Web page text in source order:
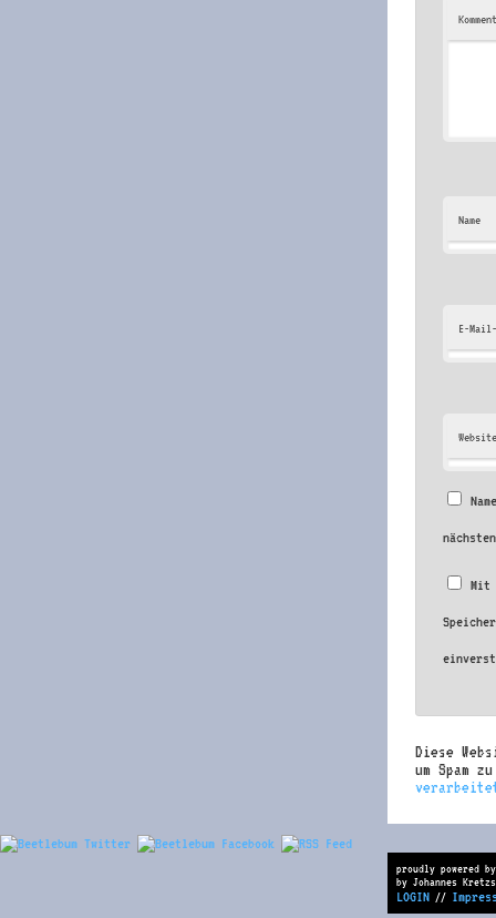
Name
E-
Mit
Diese
um Spam
proudly powered
by Johannes
LOGIN //